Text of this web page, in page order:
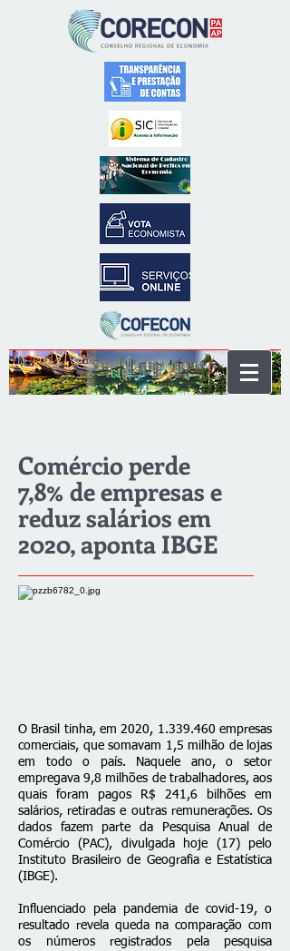
Comércio perde
7,8% de empresas e
reduz salários em
2020, aponta IBGE
O Brasil tinha, em 2020, 1.339.460 empresas
comerciais, que somavam 1,5 milhão de lojas
em todo o país. Naquele ano, o setor
empregava 9,8 milhões de trabalhadores, aos
quais foram pagos R$ 241,6 bilhões em
salários, retiradas e outras remunerações. Os
dados fazem parte da Pesquisa Anual de
Comércio (PAC), divulgada hoje (17) pelo
Instituto Brasileiro de Geografia e Estatística
(IBGE).
Influenciado pela pandemia de covid-19, o
resultado revela queda na comparação com
os números registrados pela pesquisa